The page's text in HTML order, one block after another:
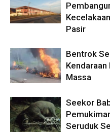
Pasir
Bentrok
Kendaraan
Massa
Seekor
Seruduk